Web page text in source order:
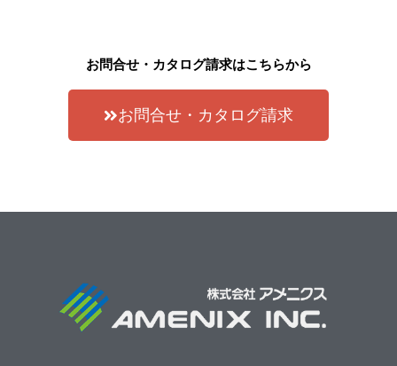
お問合せ・カタログ請求はこちらから
お問合せ・カタログ請求